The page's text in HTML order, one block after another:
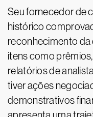
Seu fornecedor de
histórico
reconhecimento da
itens como
relatórios de
tiver ações
demonstrativos